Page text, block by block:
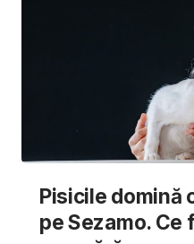
Pisicile domină
pe Sezamo. Ce